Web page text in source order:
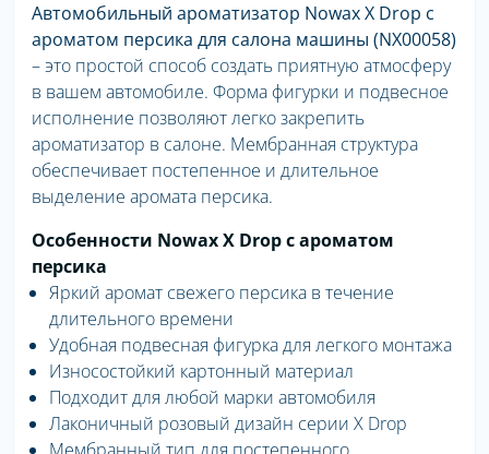
Автомобильный ароматизатор Nowax X Drop с
ароматом персика для салона машины (NX00058)
– это простой способ создать приятную атмосферу
в вашем автомобиле. Форма фигурки и подвесное
исполнение позволяют легко закрепить
ароматизатор в салоне. Мембранная структура
обеспечивает постепенное и длительное
выделение аромата персика.
Особенности Nowax X Drop с ароматом
персика
Яркий аромат свежего персика в течение
длительного времени
Удобная подвесная фигурка для легкого монтажа
Износостойкий картонный материал
Подходит для любой марки автомобиля
Лаконичный розовый дизайн серии X Drop